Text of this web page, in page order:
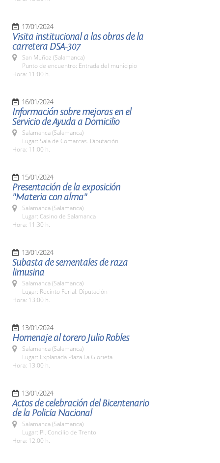
17/01/2024
Visita institucional a las obras de la
carretera DSA-307
San Muñoz (Salamanca)
Punto de encuentro: Entrada del municipio
Hora: 11:00 h.
16/01/2024
Información sobre mejoras en el
Servicio de Ayuda a Domicilio
Salamanca (Salamanca)
Lugar: Sala de Comarcas. Diputación
Hora: 11:00 h.
15/01/2024
Presentación de la exposición
"Materia con alma"
Salamanca (Salamanca)
Lugar: Casino de Salamanca
Hora: 11:30 h.
13/01/2024
Subasta de sementales de raza
limusina
Salamanca (Salamanca)
Lugar: Recinto Ferial. Diputación
Hora: 13:00 h.
13/01/2024
Homenaje al torero Julio Robles
Salamanca (Salamanca)
Lugar: Explanada Plaza La Glorieta
Hora: 13:00 h.
13/01/2024
Actos de celebración del Bicentenario
de la Policía Nacional
Salamanca (Salamanca)
Lugar: Pl. Concilio de Trento
Hora: 12:00 h.